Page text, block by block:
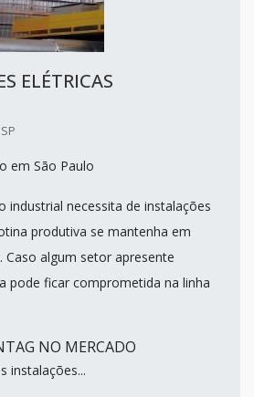
ELÉTRICAS
em São Paulo
industrial necessita de instalações
produtiva se mantenha em
algum setor apresente
pode ficar comprometida na linha
NO MERCADO
instalações...